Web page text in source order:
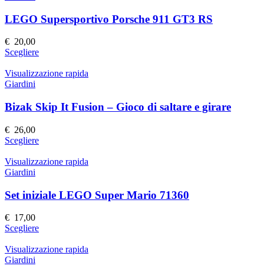
prodotto
Le
opzioni
scelte
nella
pagina
prodotto
LEGO Supersportivo Porsche 911 GT3 RS
€ 20,00
ScegliereQuesto
ha
Le
opzioni
scelte
nella
pagina
prodotto
Visualizzazione rapida
Giardini
Bizak Skip It Fusion – Gioco di saltare e girare
€ 26,00
ScegliereQuesto
ha
Le
opzioni
scelte
nella
pagina
Visualizzazione rapida
Giardini
Set iniziale LEGO Super Mario 71360
€ 17,00
ScegliereQuesto
ha
Visualizzazione rapida
Giardini